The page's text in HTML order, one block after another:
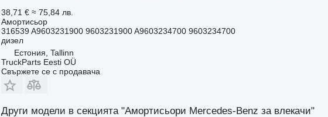
38,71 € ≈ 75,84 лв.
Амортисьор
316539 A9603231900 9603231900 A9603234700 9603234700
дизел
Естония, Tallinn
TruckParts Eesti OÜ
Свържете се с продавача
Други модели в секцията "Амортисьори Mercedes-Benz за влекачи"